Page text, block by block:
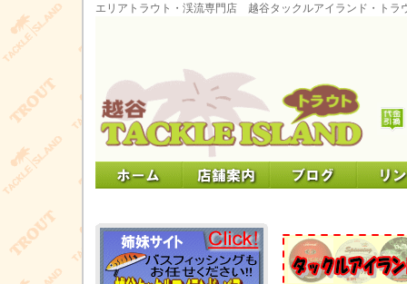
エリアトラウト・渓流専門店 越谷タックルアイランド・トラ